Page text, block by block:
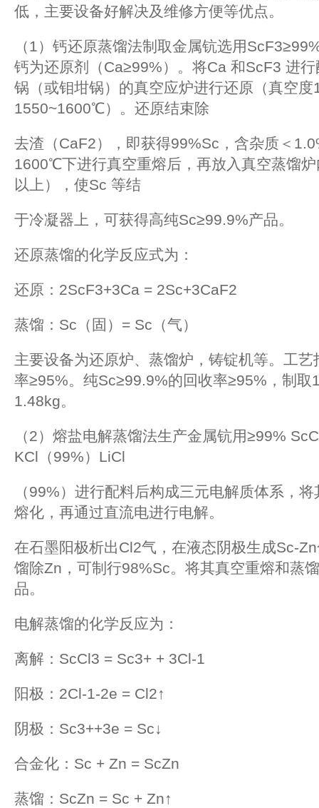
低，主要设备好解决及维修方便等优点。
（1）钙还原蒸馏法制取金属钪选用
钙为还原剂（Ca≥99%）。将Ca 和ScF3 进
锅（或钼坩锅）的真空应炉进行还原（真空
1550~1600℃）。还原结束除
去渣（CaF2），即获得99%Sc，含杂质＜
1600℃下进行真空重熔后，再放入真空蒸馏
以上），使Sc 等结
于冷凝器上，可获得高纯Sc≥99.9%产品。
还原蒸馏的化学反应式为：
还原：2ScF3+3Ca = 2Sc+3CaF2
蒸馏：Sc（固）= Sc（气）
主要设备为还原炉、蒸馏炉，铸锭机等。工
率≥95%。纯Sc≥99.9%的回收率≥95%，制取
1.48kg。
（2）熔盐电解蒸馏法生产金属钪用≥99%
KCl（99%）LiCl
（99%）进行配料后构成三元电解质体系，
熔化，再通过直流电进行电解。
在石墨阳极析出Cl2气，在液态阴极生成Sc-
馏除Zn，可制行98%Sc。将其真空重熔和蒸
品。
电解蒸馏的化学反应为：
离解：ScCl3 = Sc3+ + 3Cl-1
阳极：2Cl-1-2e = Cl2↑
阴极：Sc3++3e = Sc↓
合金化：Sc + Zn = ScZn
蒸馏：ScZn = Sc + Zn↑